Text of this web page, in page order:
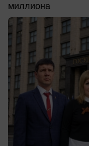
миллиона